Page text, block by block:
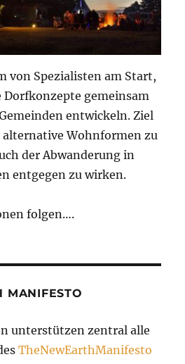
von Spezialisten am Start,
gemeinsam
entwickeln. Ziel
Wohnformen zu
der Abwanderung in
entgegen zu wirken.
folgen….
MANIFESTO
unterstützen zentral alle
TheNewEarthManifesto